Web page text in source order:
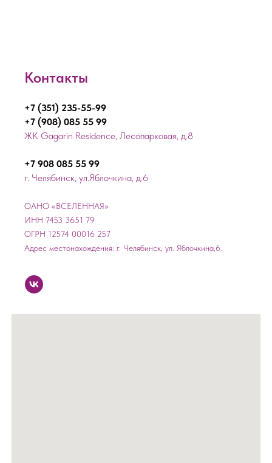
Контакты
+7 (351) 235-55-99
+7 (908) 085 55 99
ЖК Gagarin Residence, Лесопарковая, д.8
+7 908 085 55 99
г. Челябинск, ул.Яблочкина, д.6
ОАНО «ВСЕЛЕННАЯ»
ИНН 7453 3651 79
ОГРН 12574 00016 257
Адрес местонахождения: г. Челябинск, ул. Яблочкина,6.